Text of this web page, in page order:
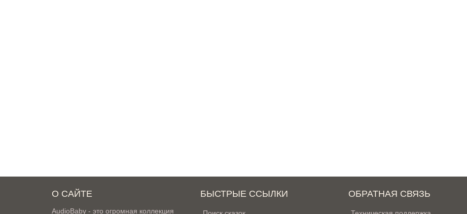
О САЙТЕ
AudioBaby - это огромная коллекция
БЫСТРЫЕ ССЫЛКИ ОБРАТНАЯ СВЯЗЬ